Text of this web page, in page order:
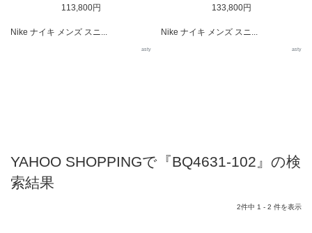
113,800円
Nike ナイキ メンズ スニ...
asty
133,800円
Nike ナイキ メンズ スニ...
asty
YAHOO SHOPPINGで『BQ4631-102』の検
索結果
2件中 1 - 2 件を表示